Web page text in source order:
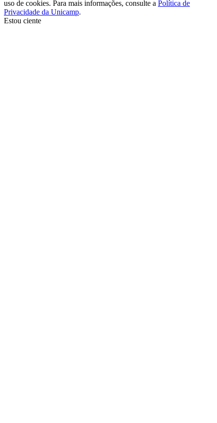
uso de cookies. Para mais informações, consulte a Política de
Privacidade da Unicamp.
Estou ciente